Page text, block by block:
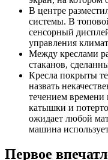
В центре
системы. В
сенсорный
управления
Между креслами
стаканов,
Кресла покрыты
назвать
течением времени
катышки и
ожидает любой
машина
Первое